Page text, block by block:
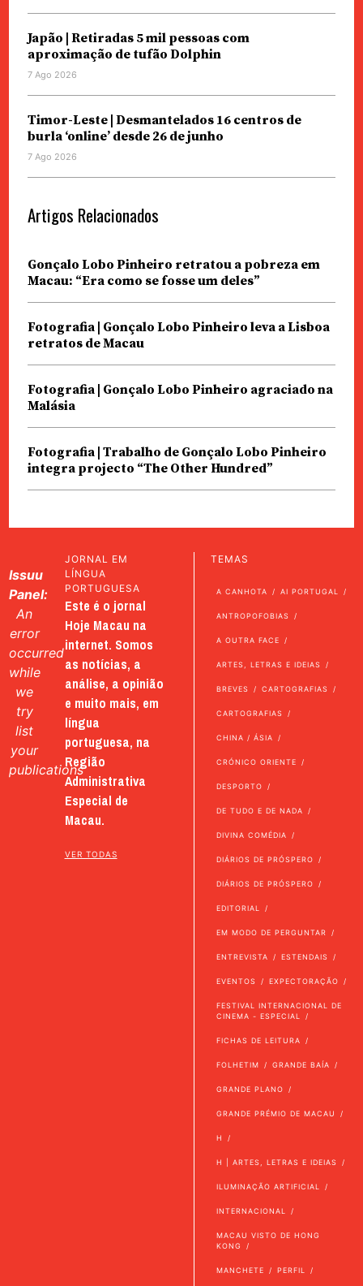
Japão | Retiradas 5 mil pessoas com
aproximação de tufão Dolphin
7 Ago 2026
Timor-Leste | Desmantelados 16 centros de
burla ‘online’ desde 26 de junho
7 Ago 2026
Artigos Relacionados
Gonçalo Lobo Pinheiro retratou a pobreza em
Macau: “Era como se fosse um deles”
Fotografia | Gonçalo Lobo Pinheiro leva a Lisboa
retratos de Macau
Fotografia | Gonçalo Lobo Pinheiro agraciado na
Malásia
Fotografia | Trabalho de Gonçalo Lobo Pinheiro
integra projecto “The Other Hundred”
Issuu
Panel:
An
error
occurred
while
we
try
list
your
publications
JORNAL EM
LÍNGUA
PORTUGUESA
Este é o jornal
Hoje Macau na
internet. Somos
as notícias, a
análise, a opinião
e muito mais, em
língua
portuguesa, na
Região
Administrativa
Especial de
Macau.
VER TODAS
TEMAS
A CANHOTA AI PORTUGAL
ANTROPOFOBIAS
A OUTRA FACE
ARTES, LETRAS E IDEIAS
BREVES CARTOGRAFIAS
CARTOGRAFIAS
CHINA / ÁSIA
CRÓNICO ORIENTE
DESPORTO
DE TUDO E DE NADA
DIVINA COMÉDIA
DIÁRIOS DE PRÓSPERO
DIÁRIOS DE PRÓSPERO
EDITORIAL
EM MODO DE PERGUNTAR
ENTREVISTA ESTENDAIS
EVENTOS EXPECTORAÇÃO
FESTIVAL INTERNACIONAL DE
CINEMA - ESPECIAL
FICHAS DE LEITURA
FOLHETIM GRANDE BAÍA
GRANDE PLANO
GRANDE PRÉMIO DE MACAU
H
H | ARTES, LETRAS E IDEIAS
ILUMINAÇÃO ARTIFICIAL
INTERNACIONAL
MACAU VISTO DE HONG
KONG
MANCHETE PERFIL